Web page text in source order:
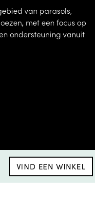
VIND EEN WINKEL
van parasols,
met een focus op
ondersteuning vanuit